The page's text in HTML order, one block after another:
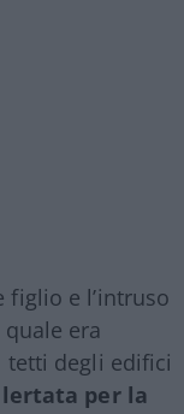
e l’intruso
era
tetti degli edifici
per la